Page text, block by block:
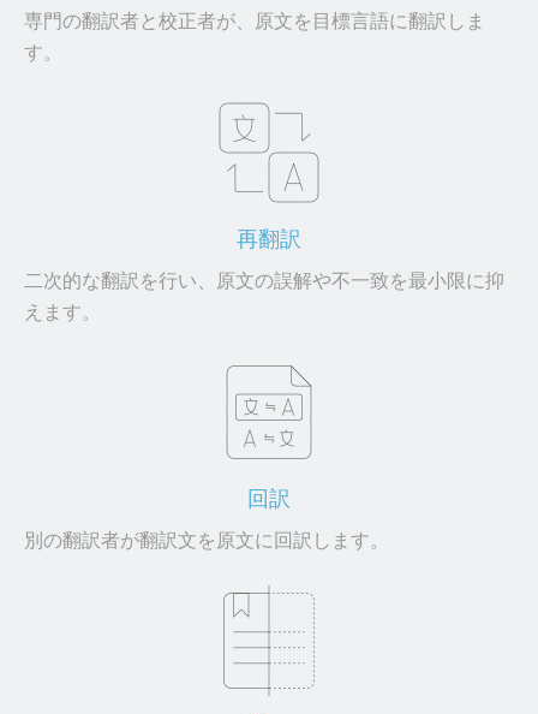
専門の翻訳者と校正者が、原文を目標言語に翻訳しま
す。
再翻訳
二次的な翻訳を行い、原文の誤解や不一致を最小限に抑
えます。
回訳
別の翻訳者が翻訳文を原文に回訳します。